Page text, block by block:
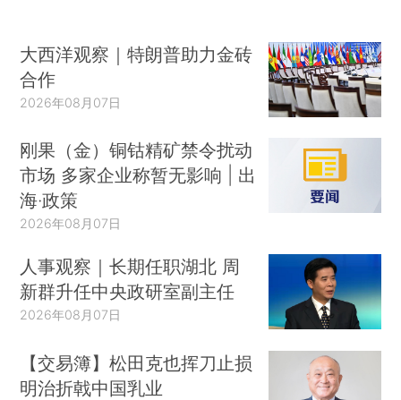
大西洋观察｜特朗普助力金砖
合作
2026年08月07日
刚果（金）铜钴精矿禁令扰动
市场 多家企业称暂无影响 | 出
海·政策
2026年08月07日
人事观察｜长期任职湖北 周
新群升任中央政研室副主任
2026年08月07日
【交易簿】松田克也挥刀止损
明治折戟中国乳业